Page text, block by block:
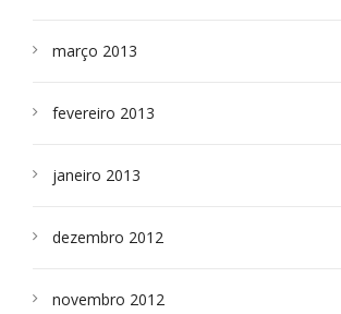
março 2013
fevereiro 2013
janeiro 2013
dezembro 2012
novembro 2012